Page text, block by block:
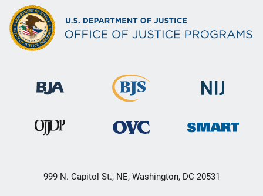
999 N. Capitol St., NE, Washington, DC 20531